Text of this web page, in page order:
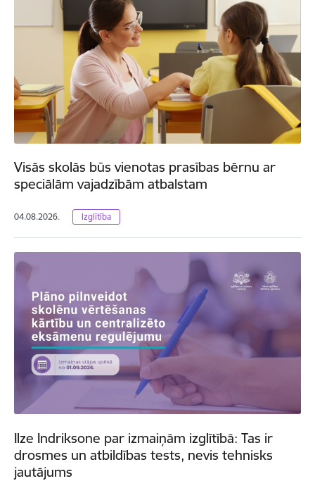
Visās skolās būs vienotas prasības bērnu ar
speciālām vajadzībām atbalstam
04.08.2026. Izglītība
Ilze Indriksone par izmaiņām izglītībā: Tas ir
drosmes un atbildības tests, nevis tehnisks
jautājums